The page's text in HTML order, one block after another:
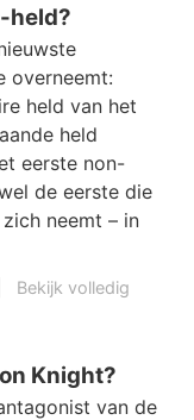
held?
overneemt:
held van het
held
eerste non-
de eerste die
neemt – in
Bekijk volledig
Knight?
van de